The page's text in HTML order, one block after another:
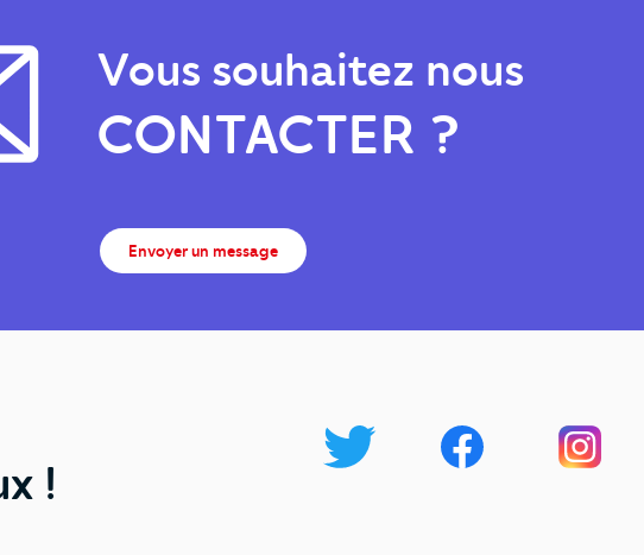
Vous souhaitez nous
CONTACTER ?
Envoyer un message
!